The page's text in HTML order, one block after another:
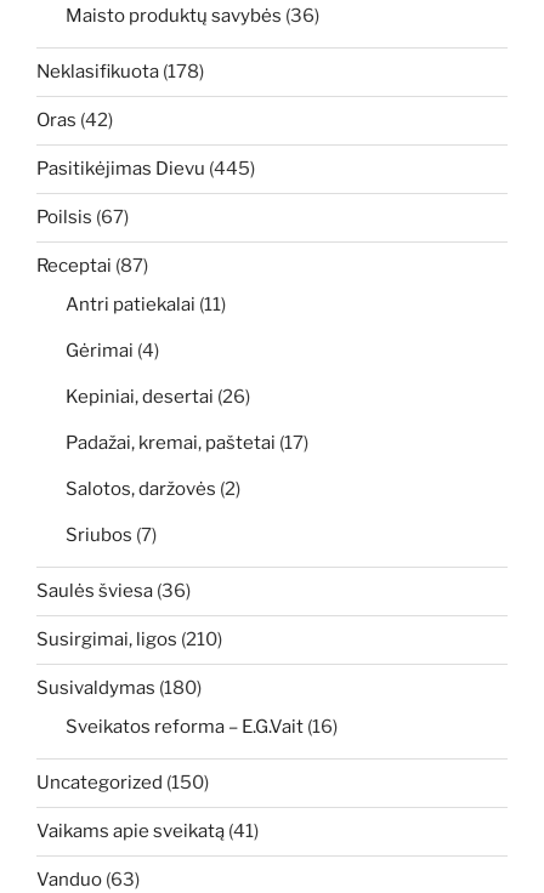
Maisto produktų savybės (36)
Neklasifikuota (178)
Oras (42)
Pasitikėjimas Dievu (445)
Poilsis (67)
Receptai (87)
Antri patiekalai (11)
Gėrimai (4)
Kepiniai, desertai (26)
Padažai, kremai, paštetai (17)
Salotos, daržovės (2)
Sriubos (7)
Saulės šviesa (36)
Susirgimai, ligos (210)
Susivaldymas (180)
Sveikatos reforma – E.G.Vait (16)
Uncategorized (150)
Vaikams apie sveikatą (41)
Vanduo (63)